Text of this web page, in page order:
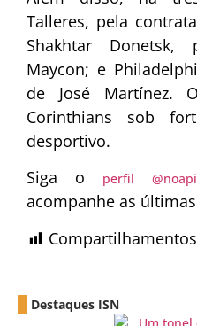
Talleres, pela
Shakhtar
Maycon; e
de José Martínez.
Corinthians sob
desportivo.
Siga o
perfil
acompanhe as
Destaques ISN